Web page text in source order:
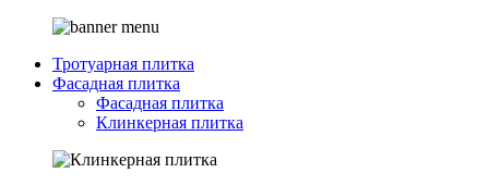
Тротуарная плитка
Фасадная плитка
Фасадная плитка
Клинкерная плитка